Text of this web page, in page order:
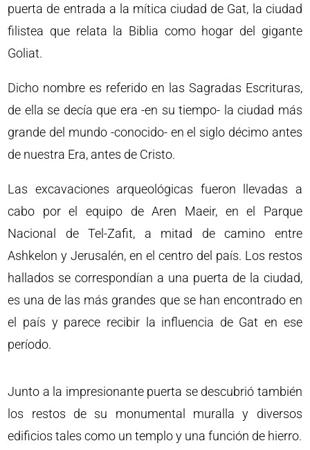
puerta de entrada a la mítica ciudad de Gat, la ciudad
filistea que relata la Biblia como hogar del gigante
Goliat.
Dicho nombre es referido en las Sagradas Escrituras,
de ella se decía que era -en su tiempo- la ciudad más
grande del mundo -conocido- en el siglo décimo antes
de nuestra Era, antes de Cristo.
Las excavaciones arqueológicas fueron llevadas a
cabo por el equipo de Aren Maeir, en el Parque
Nacional de Tel-Zafit, a mitad de camino entre
Ashkelon y Jerusalén, en el centro del país. Los restos
hallados se correspondían a una puerta de la ciudad,
es una de las más grandes que se han encontrado en
el país y parece recibir la influencia de Gat en ese
período.
Junto a la impresionante puerta se descubrió también
los restos de su monumental muralla y diversos
edificios tales como un templo y una función de hierro.